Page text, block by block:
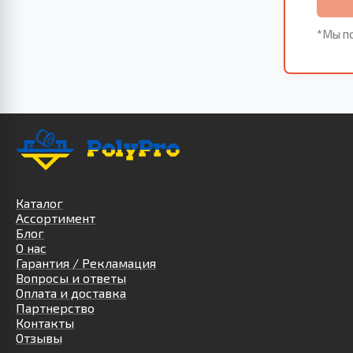
*Мы
Каталог
Ассортимент
Блог
О нас
Гарантия / Рекламация
Вопросы и ответы
Оплата и доставка
Партнерство
Контакты
Отзывы